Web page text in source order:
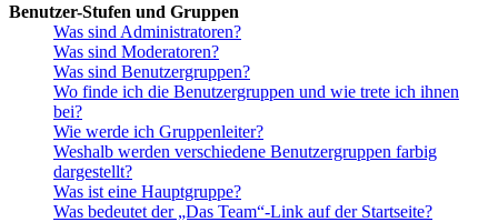
Benutzer-Stufen und Gruppen
Was sind Administratoren?
Was sind Moderatoren?
Was sind Benutzergruppen?
Wo finde ich die Benutzergruppen und wie trete ich ihnen
bei?
Wie werde ich Gruppenleiter?
Weshalb werden verschiedene Benutzergruppen farbig
dargestellt?
Was ist eine Hauptgruppe?
Was bedeutet der „Das Team“-Link auf der Startseite?